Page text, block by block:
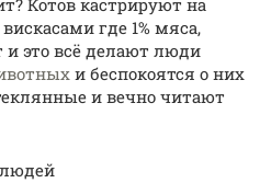
Котов кастрируют на
где 1% мяса,
это всё делают люди
и беспокоятся о них
и вечно читают
людей